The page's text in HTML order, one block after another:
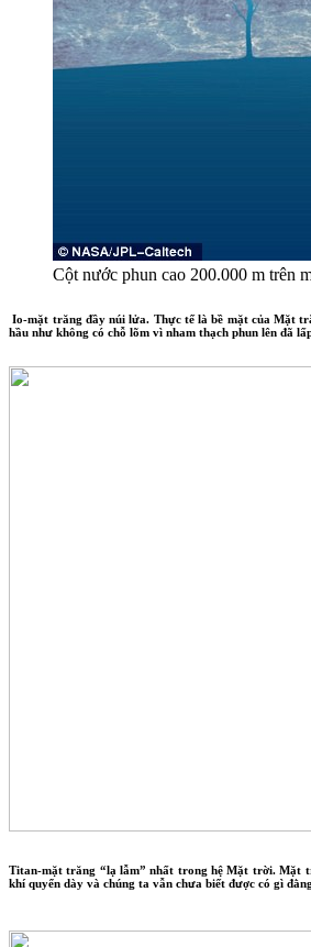
Cột nước phun cao 200.000 m trên
Io-mặt trăng đầy núi lửa. Thực tế là bề mặt của Mặt
hầu như không có chỗ lõm vì nham thạch phun lên đã
Titan-mặt trăng “lạ lẫm” nhất trong hệ Mặt trời. Mặt
khí quyển dày và chúng ta vẫn chưa biết được có gì